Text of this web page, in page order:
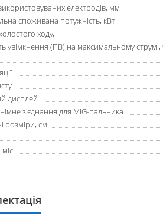
електродів, мм
споживана потужність, кВт
ходу,
увімкнення (ПВ) на максимальному струмі,
дисплей
з'єднання для MIG-пальника
розміри, см